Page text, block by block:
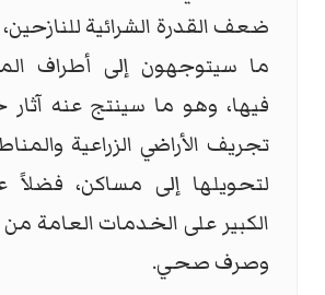
ضعف القدرة الشرائية
ما سيتوجهون إلى أطراف
فيها، وهو ما سينتج عنه
تجريف الأراضي الزراعية
لتحويلها إلى مساكن،
الكبير على الخدمات العامة من
وصرف صحي.